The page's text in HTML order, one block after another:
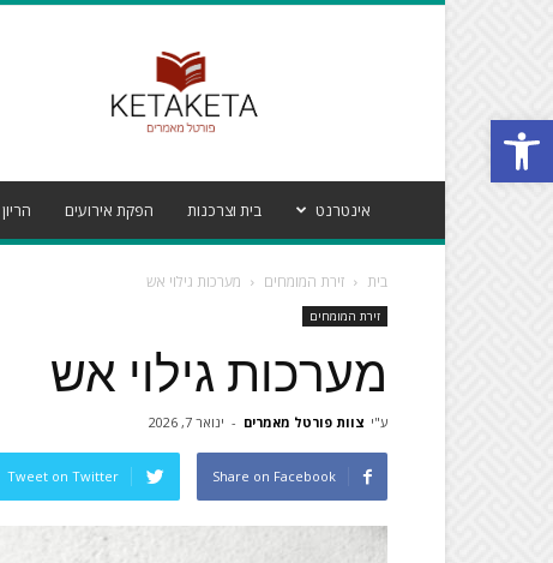
Open toolbar
אינטרנט בית וצרכנות הפקת אירועים
בית זירת המומחים מערכות גילוי אש
זירת המומחים
מערכות גילוי אש
ע"י צוות פורטל מאמרים - ינואר 7, 2026
Share on Facebook
Tweet on Twitter